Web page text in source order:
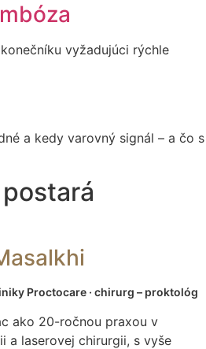
vyžadujúci rýchle
a kedy varovný signál – a čo s
Proctocare · chirurg – proktológ
ako 20-ročnou praxou v
a laserovej chirurgii, s vyše